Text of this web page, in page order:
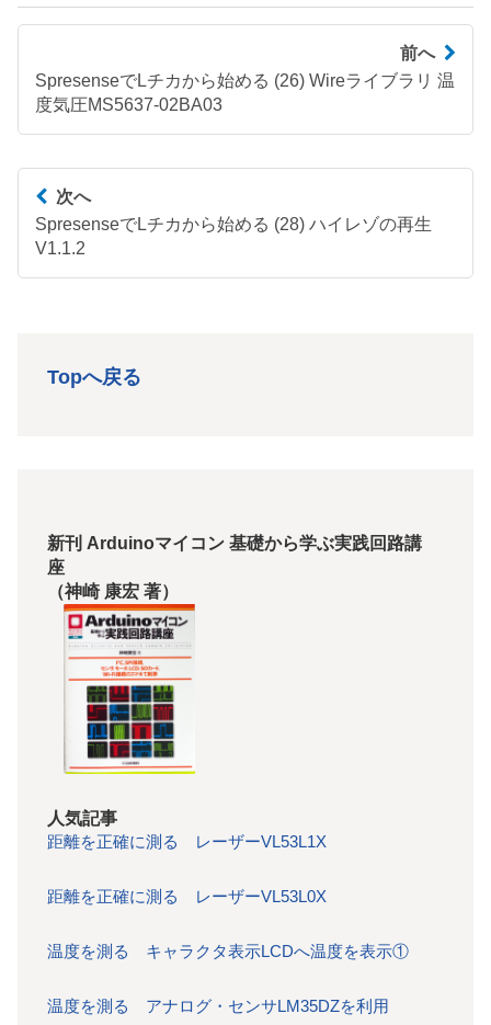
前へ
SpresenseでLチカから始める (26) Wireライブラリ 温
度気圧MS5637-02BA03
次へ
SpresenseでLチカから始める (28) ハイレゾの再生
V1.1.2
Topへ戻る
新刊 Arduinoマイコン 基礎から学ぶ実践回路講
座
（神崎 康宏 著）
人気記事
距離を正確に測る レーザーVL53L1X
距離を正確に測る レーザーVL53L0X
温度を測る キャラクタ表示LCDへ温度を表示①
温度を測る アナログ・センサLM35DZを利用